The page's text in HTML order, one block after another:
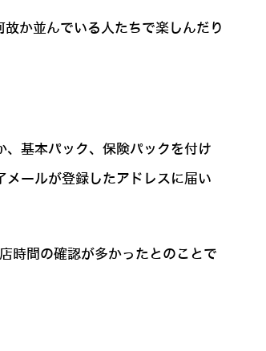
か並んでいる人たちで楽しんだり
基本パック、保険パックを付け
ールが登録したアドレスに届い
時間の確認が多かったとのことで